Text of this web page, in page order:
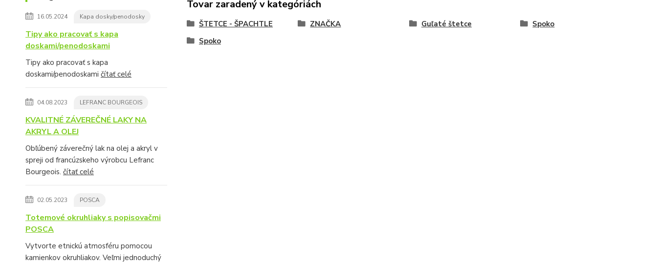
16.05.2024 Kapa dosky/penodosky
Tipy ako pracovať s kapa
doskami/penodoskami
Tipy ako pracovať s kapa
doskami/penodoskami čítať celé
04.08.2023 LEFRANC BOURGEOIS
KVALITNÉ ZÁVEREČNÉ LAKY NA
AKRYL A OLEJ
Obľúbený záverečný lak na olej a akryl v
spreji od francúzskeho výrobcu Lefranc
Bourgeois. čítať celé
02.05.2023 POSCA
Totemové okruhliaky s popisovačmi
POSCA
Vytvorte etnickú atmosféru pomocou
kamienkov okruhliakov. Veľmi jednoduchý
Tovar zaradený v kategóriách
ŠTETCE - ŠPACHTLE ZNAČKA Guľaté štetce
Spoko
Spoko